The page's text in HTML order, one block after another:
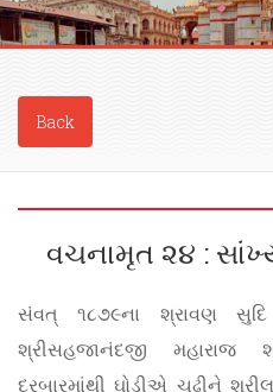
Back
વચનામૃત ૨૪ :
સંવત્ ૧૮૭૯ના શ્રાવણ
શ્રીસહજાનંદજી મહારાજ
દરબારમાંથી ઘોડીએ ચઢીને